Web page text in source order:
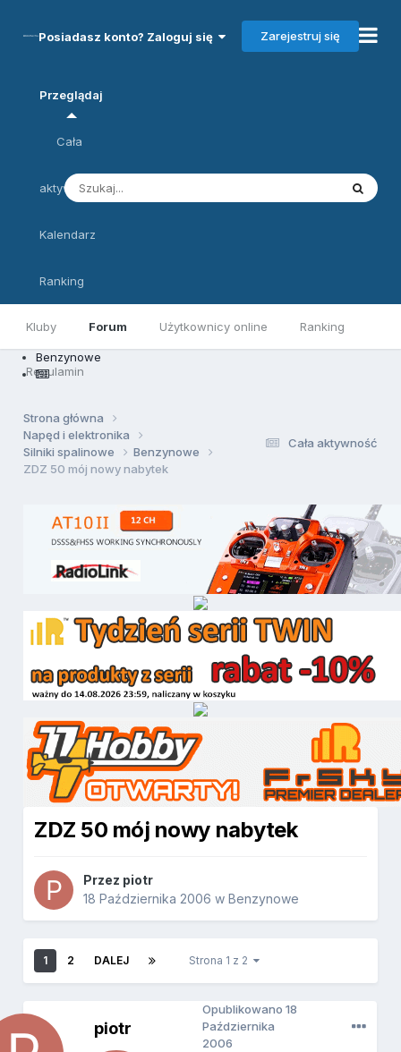
Posiadasz konto? Zaloguj się Zarejestruj się
Przeglądaj
Kluby Forum Użytkownicy online Ranking
Regulamin
Cała
aktywność
Kalendarz
Ranking
Benzynowe
Cała aktywność
Strona główna
Napęd i elektronika
Silniki spalinowe
Benzynowe
ZDZ 50 mój nowy nabytek
ZDZ 50 mój nowy nabytek
Przez piotr
18 Października 2006 wBenzynowe
1 2 DALEJ Strona 1 z 2
piotr
Opublikowano18
Października
2006